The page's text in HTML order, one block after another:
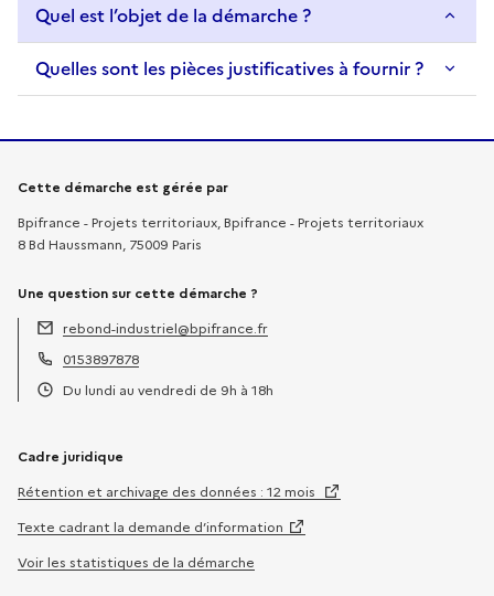
Quel est l’objet de la démarche ?
Quelles sont les pièces justificatives à fournir ?
Informations sur la démarche
Cette démarche est gérée par
Bpifrance - Projets territoriaux, Bpifrance - Projets territoriaux
8 Bd Haussmann, 75009 Paris
Une question sur cette démarche ?
Adresse électronique :
rebond-industriel@bpifrance.fr
Téléphone :
0153897878
Du lundi au vendredi de 9h à 18h
Cadre juridique
Rétention et archivage des données : 12 mois
Texte cadrant la demande d’information
Voir les statistiques de la démarche